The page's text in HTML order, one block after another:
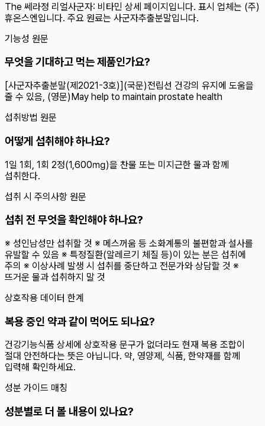
The 쎄라정 리얼사군자: 비타민 상세 페이지입니다. 표시 업체는 (주)
휴온스엔입니다. 주요 원료는 사군자추출분말입니다.
기능성 원문
무엇을 기대하고 먹는 제품인가요?
[사군자추출분말(제2021-3호)](국문)전립선 건강의 유지에 도움을
줄 수 있음, (영문)May help to maintain prostate health
섭취방법 원문
어떻게 섭취해야 하나요?
1일 1회, 1회 2정(1,600㎎)을 찬물 또는 미지근한 물과 함께
섭취한다.
섭취 시 주의사항 원문
섭취 전 무엇을 확인해야 하나요?
※ 성인남성만 섭취할 것 ※ 메스꺼움 등 소화계통의 불편함과 설사를
유발할 수 있음 ※ 특정질환(알레르기 체질 등)이 있는 분은 섭취에
주의 ※ 이상사례 발생 시 섭취를 중단하고 전문가와 상담할 것 ※
뜨거운 물과 섭취하지 말 것
상호작용 데이터 한계
복용 중인 약과 같이 먹어도 되나요?
건강기능식품 상세에 상호작용 문구가 없더라도 현재 복용 조합이
절대 안전하다는 뜻은 아닙니다. 약, 영양제, 식품, 한약재를 함께
입력해 확인하세요.
성분 가이드 매칭
성분별로 더 볼 내용이 있나요?